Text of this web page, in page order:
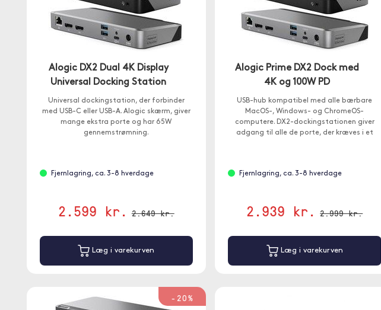
Alogic DX2 Dual 4K Display
Universal Docking Station
Universal dockingstation, der forbinder
med USB-C eller USB-A. Alogic skærm, giver
mange ekstra porte og har 65W
gennemstrømning.
Fjernlagring, ca. 3-8 hverdage
2.599 kr. 2.649 kr.
Læg i varekurven
Alogic Prime DX2 Dock med
4K og 100W PD
USB-hub kompatibel med alle bærbare
MacOS-, Windows- og ChromeOS-
computere. DX2-dockingstationen giver
adgang til alle de porte, der kræves i et
Fjernlagring, ca. 3-8 hverdage
2.939 kr. 2.999 kr.
Læg i varekurven
-20%